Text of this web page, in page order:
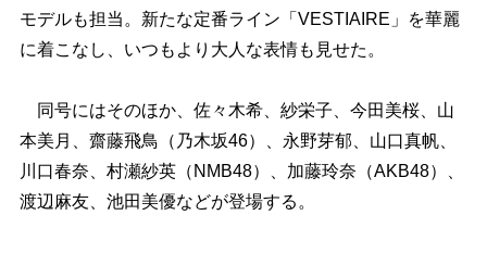
モデルも担当。新たな定番ライン「VESTIAIRE」を華麗
に着こなし、いつもより大人な表情も見せた。
同号にはそのほか、佐々木希、紗栄子、今田美桜、山
本美月、齋藤飛鳥（乃木坂46）、永野芽郁、山口真帆、
川口春奈、村瀬紗英（NMB48）、加藤玲奈（AKB48）、
渡辺麻友、池田美優などが登場する。